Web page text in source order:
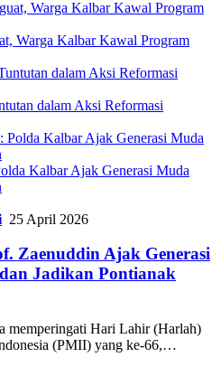
Warga Kalbar Kawal Program
dalam Aksi Reformasi
Kalbar Ajak Generasi Muda
25 April 2026
Zaenuddin Ajak Generasi
Jadikan Pontianak
Hari Lahir (Harlah)
(PMII) yang ke-66,…